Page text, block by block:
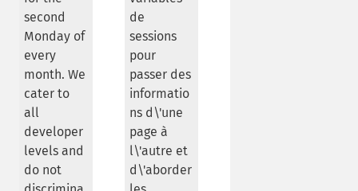
second
Monday of
every
month. We
cater to
all
developer
levels and
do not
de
sessions
pour
passer des
informatio
ns d\'une
page à
l\'autre et
d\'aborder